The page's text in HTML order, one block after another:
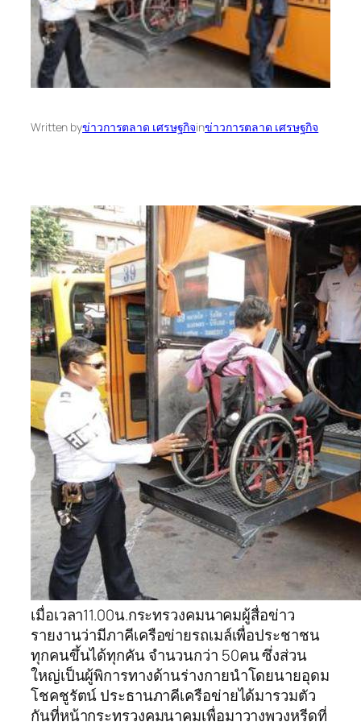
Written byข่าวการตลาด เศรษฐกิจinข่าวการตลาด เศรษฐกิจ
เมื่อเวลา11.00น.กระทรวงคมนาคมผู้สื่อข่าว
รายงานว่ามีภาคีเครือข่ายรถเมล์เพื่อประชาชน
ทุกคนขึ้นได้ทุกคัน จำนวนกว่า 50คน ซึ่งส่วน
ใหญ่เป็นผู้พิการทางด้านร่างกายนำโดยนายอุดม
โชคชูรัตน์ ประธานภาคีเครือข่ายได้มารวมตัว
กันที่หน้ากระทรวงคมนาคมเพื่อมาวางพวงหรีดที่